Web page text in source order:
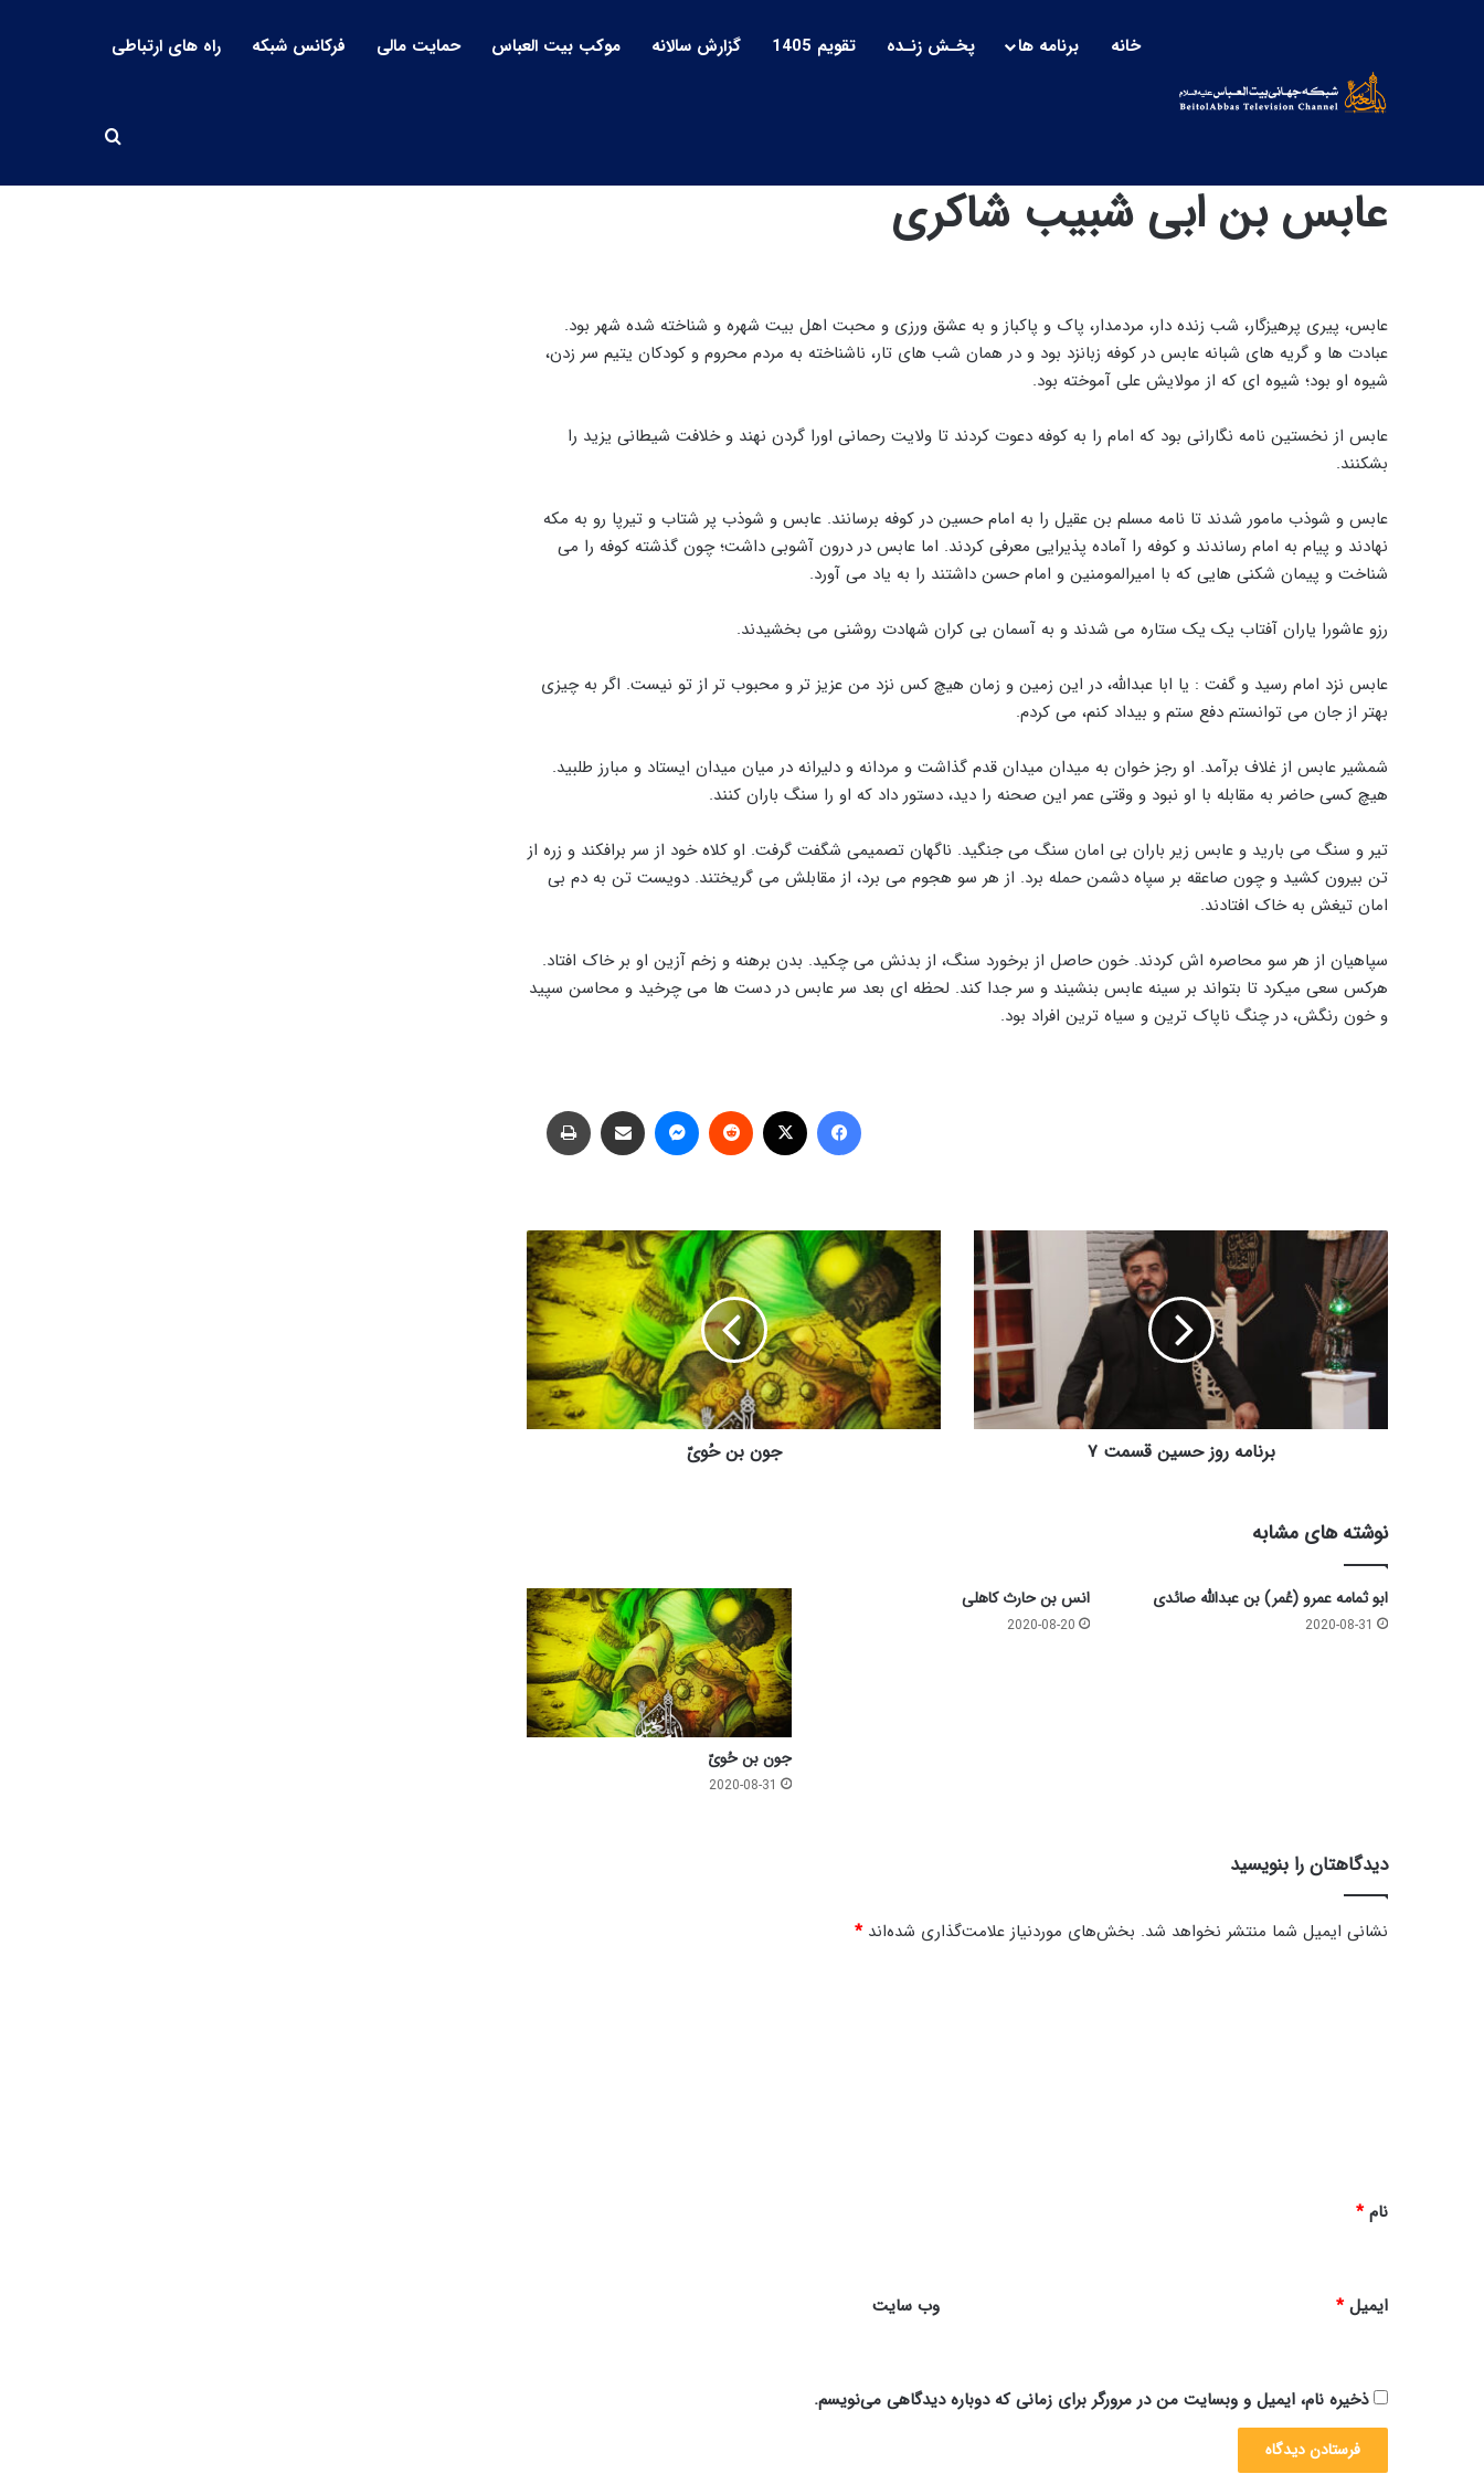
خانه برنامه ها پخـش زنـده تقویم 1405 گزارش سالانه موکب بیت العباس حمایت مالی فرکانس شبکه راه های ارتباطی
جستجو
عابس بن ابی شبیب شاکری
عابس، پیری پرهیزگار، شب زنده دار، مردمدار، پاک و پاکباز و به عشق ورزی و محبت اهل بیت شهره و شناخته شده شهر بود.
عبادت ها و گریه های شبانه عابس در کوفه زبانزد بود و در همان شب های تار، ناشناخته به مردم محروم و کودکان یتیم سر زدن،
شیوه او بود؛ شیوه ای که از مولایش علی آموخته بود.
عابس از نخستین نامه نگارانی بود که امام را به کوفه دعوت کردند تا ولایت رحمانی اورا گردن نهند و خلافت شیطانی یزید را
بشکنند.
عابس و شوذب مامور شدند تا نامه مسلم بن عقیل را به امام حسین در کوفه برسانند. عابس و شوذب پر شتاب و تیرپا رو به مکه
نهادند و پیام به امام رساندند و کوفه را آماده پذیرایی معرفی کردند. اما عابس در درون آشوبی داشت؛ چون گذشته کوفه را می
شناخت و پیمان شکنی هایی که با امیرالمومنین و امام حسن داشتند را به یاد می آورد.
رزو عاشورا یاران آفتاب یک یک ستاره می شدند و به آسمان بی کران شهادت روشنی می بخشیدند.
عابس نزد امام رسید و گفت : یا ابا عبدالله، در این زمین و زمان هیچ کس نزد من عزیز تر و محبوب تر از تو نیست. اگر به چیزی
بهتر از جان می توانستم دفع ستم و بیداد کنم، می کردم.
شمشیر عابس از غلاف برآمد. او رجز خوان به میدان میدان قدم گذاشت و مردانه و دلیرانه در میان میدان ایستاد و مبارز طلبید.
هیچ کسی حاضر به مقابله با او نبود و وقتی عمر این صحنه را دید، دستور داد که او را سنگ باران کنند.
تیر و سنگ می بارید و عابس زیر باران بی امان سنگ می جنگید. ناگهان تصمیمی شگفت گرفت. او کلاه خود از سر برافکند و زره از
تن بیرون کشید و چون صاعقه بر سپاه دشمن حمله برد. از هر سو هجوم می برد، از مقابلش می گریختند. دویست تن به دم بی
امان تیغش به خاک افتادند.
سپاهیان از هر سو محاصره اش کردند. خون حاصل از برخورد سنگ، از بدنش می چکید. بدن برهنه و زخم آزین او بر خاک افتاد.
هرکس سعی میکرد تا بتواند بر سینه عابس بنشیند و سر جدا کند. لحظه ای بعد سر عابس در دست ها می چرخید و محاسن سپید
و خون رنگش، در چنگ ناپاک ترین و سیاه ترین افراد بود.
فیس بوک ‫رددیت پیام رسان اشتراک گذاری از طریق ایمیل
برنامه
روز
حسین
قسمت
برنامه روز حسین قسمت ۷
جون
بن
حُویّ
جون بن حُویّ
نوشته های مشابه
ابو ثمامه عمرو (عُمر) بن عبدالله صائدی
2020-08-31
انس بن حارث کاهلی
2020-08-20
جون بن حُویّ
2020-08-31
دیدگاهتان را بنویسید
نشانی ایمیل شما منتشر نخواهد شد. بخش‌های موردنیاز علامت‌گذاری شده‌اند*
نام*
ایمیل* وب‌ سایت
ذخیره نام، ایمیل و وبسایت من در مرورگر برای زمانی که دوباره دیدگاهی می‌نویسم.